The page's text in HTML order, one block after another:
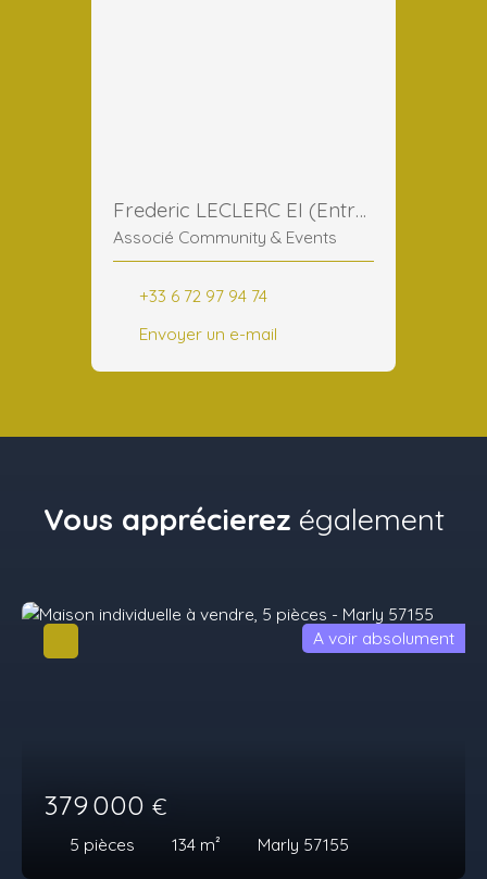
Frederic LECLERC EI (Entreprise Individuelle)
Associé Community & Events
+33 6 72 97 94 74
Envoyer un e-mail
Vous apprécierez également
379 000 €
5 pièces 134 m² Marly 57155
A voir absolument